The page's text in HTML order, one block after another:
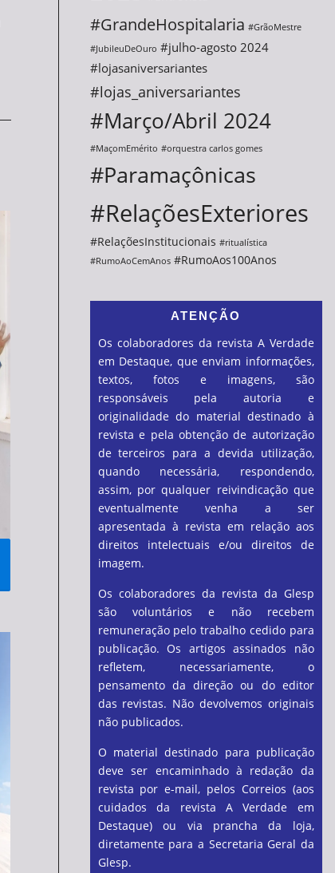
#GrandeHospitalaria #GrãoMestre
#JubileuDeOuro #julho-agosto 2024
#lojasaniversariantes
#lojas_aniversariantes
#Março/Abril 2024
#MaçomEmérito #orquestra carlos gomes
#Paramaçônicas
#RelaçõesExteriores
#RelaçõesInstitucionais #ritualística
#RumoAoCemAnos #RumoAos100Anos
ATENÇÃO
Os colaboradores da revista A Verdade
em Destaque, que enviam informações,
textos, fotos e imagens, são
responsáveis pela autoria e
originalidade do material destinado à
revista e pela obtenção de autorização
de terceiros para a devida utilização,
quando necessária, respondendo,
assim, por qualquer reivindicação que
eventualmente venha a ser
apresentada à revista em relação aos
direitos intelectuais e/ou direitos de
imagem.
Os colaboradores da revista da Glesp
são voluntários e não recebem
remuneração pelo trabalho cedido para
publicação. Os artigos assinados não
refletem, necessariamente, o
pensamento da direção ou do editor
das revistas. Não devolvemos originais
não publicados.
O material destinado para publicação
deve ser encaminhado à redação da
revista por e-mail, pelos Correios (aos
cuidados da revista A Verdade em
Destaque) ou via prancha da loja,
diretamente para a Secretaria Geral da
Glesp.